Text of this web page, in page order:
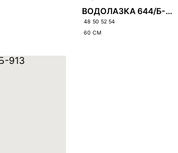
ВОДОЛАЗКА 644/Б-644
48 50 52 54
60 СМ